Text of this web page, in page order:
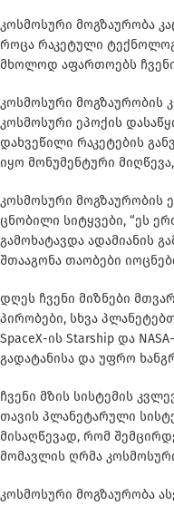
კოსმოსური მოგზაურობა
როცა რაკეტული
მხოლოდ აფართოებს ჩვენი
კოსმოსური მოგზაურობის
კოსმოსური ეპოქის
დახვეწილი რაკეტების
იყო მონუმენტური
კოსმოსური მოგზაურობის
ცნობილი სიტყვები, “ეს
გამოხატავდა ადამიანის
შთააგონა თაობები
დღეს ჩვენი მიზნები
პირობები, სხვა
SpaceX-ის Starship და
გადატანისა და უფრო
ჩვენი მზის სისტემის
თავის პლანეტარული
მისაღწევად, რომ
მომავლის ღრმა
კოსმოსური მოგზაურობა